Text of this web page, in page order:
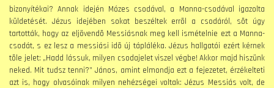
bizonyítékai? Annak idején Mózes csodával, a Manna-csodával igazolta
küldetését. Jézus idejében sokat beszéltek errõl a csodáról, sõt úgy
tartották, hogy az eljövendõ Messiásnak meg kell ismételnie ezt a Manna-
csodát, s ez lesz a messiási idõ új tápláléka. Jézus hallgatói ezért kérnek
tõle jelet: „Hadd lássuk, milyen csodajelet viszel végbe! Akkor majd hiszünk
neked. Mit tudsz tenni?” János, amint elmondja ezt a fejezetet, érzékelteti
azt is, hogy olvasóinak milyen nehézségei voltak: Jézus Messiás volt, de